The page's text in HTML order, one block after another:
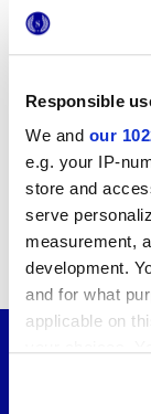
Responsible
We and our
e.g. your IP-
store and
serve
measurement,
development.
and for what
applicable on
¿Deseas
las